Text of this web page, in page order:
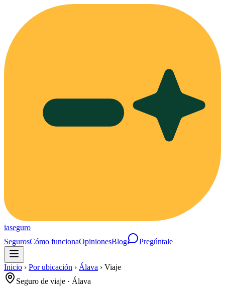
iaseguro
SegurosCómo funcionaOpinionesBlog Pregúntale
Inicio › Por ubicación › Álava › Viaje
Seguro de viaje · Álava